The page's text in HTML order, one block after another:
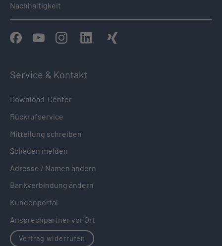
Nachhaltigkeit
Service & Kontakt
Download-Center
Rückrufservice
Mitteilung schreiben
Schaden melden
Adresse / Namen ändern
Bankverbindung ändern
Kundenportal
Ansprechpartner vor Ort
Vertrag widerrufen